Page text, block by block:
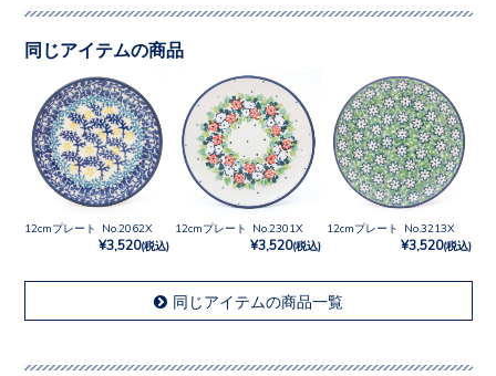
同じアイテムの商品
12cmプレート No.2062X
¥3,520(税込)
12cmプレート No.2301X
¥3,520(税込)
12cmプレート No.3213X
¥3,520(税込)
同じアイテムの商品一覧